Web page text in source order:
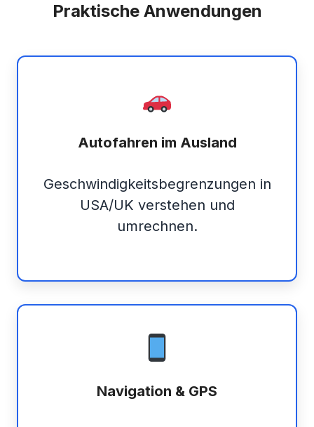
Praktische Anwendungen
Autofahren im Ausland
Geschwindigkeitsbegrenzungen in
USA/UK verstehen und
umrechnen.
Navigation & GPS